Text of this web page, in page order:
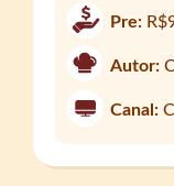
Pre:
Autor:
Canal: